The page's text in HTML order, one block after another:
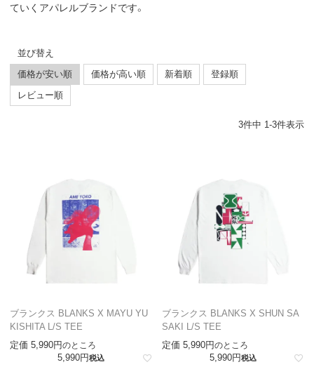
ていくアパレルブランドです。
並び替え
価格が安い順
価格が高い順 新着順
登録順
レビュー順
3件中 1-3件表示
ブランクス BLANKS X MAYU YU
KISHITA L/S TEE
定価 5,990 のところ
5,990 税込
ブランクス BLANKS X SHUN SA
SAKI L/S TEE
定価 5,990 のところ
5,990 税込